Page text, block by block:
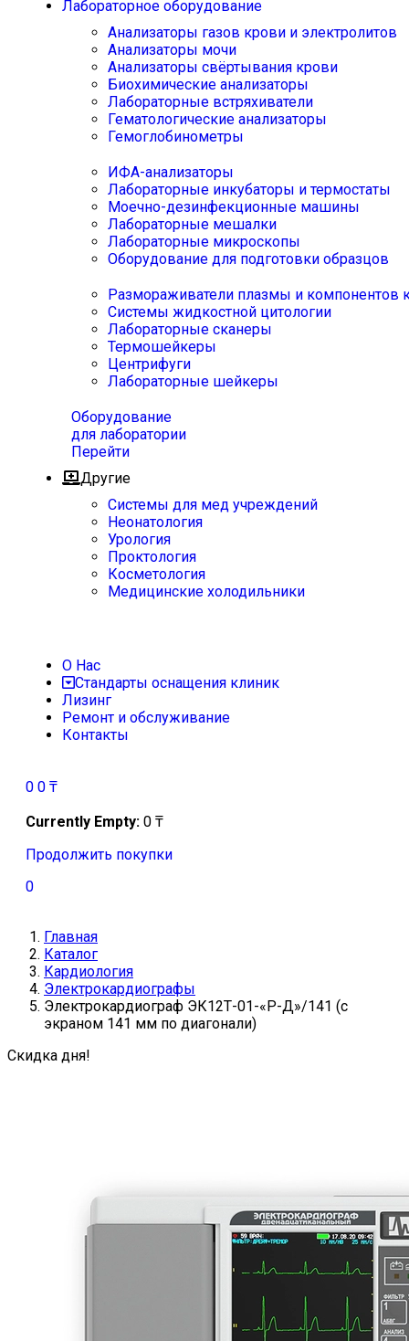
Лабораторное оборудование
Анализаторы газов крови и электролитов
Анализаторы мочи
Анализаторы свёртывания крови
Биохимические анализаторы
Лабораторные встряхиватели
Гематологические анализаторы
Гемоглобинометры
ИФА-анализаторы
Лабораторные инкубаторы и термостаты
Моечно-дезинфекционные машины
Лабораторные мешалки
Лабораторные микроскопы
Оборудование для подготовки образцов
Размораживатели плазмы и компонентов
Системы жидкостной цитологии
Лабораторные сканеры
Термошейкеры
Центрифуги
Лабораторные шейкеры
Оборудование
для лаборатории
Перейти
Другие
Системы для мед учреждений
Неонатология
Урология
Проктология
Косметология
Медицинские холодильники
О Нас
Стандарты оснащения клиник
Лизинг
Ремонт и обслуживание
Контакты
0 0 ₸
Currently Empty: 0 ₸
Продолжить покупки
0
Главная
Каталог
Кардиология
Электрокардиографы
Электрокардиограф ЭК12Т-01-«Р-Д»/141 (с
экраном 141 мм по диагонали)
Скидка дня!